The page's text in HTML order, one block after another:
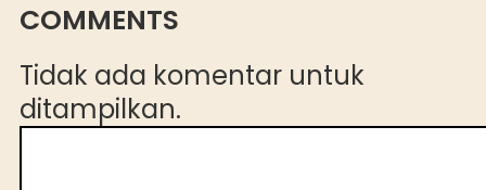
COMMENTS
Tidak ada komentar untuk
ditampilkan.